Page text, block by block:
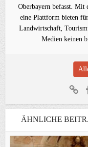
Oberbayern befasst. Mit
eine Plattform bieten
Landwirtschaft,
Medien keinen
ÄHNLICHE